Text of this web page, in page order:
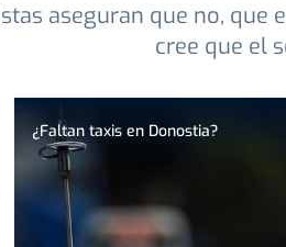
aseguran que no, que
cree que el
¿Faltan taxis en Donostia?